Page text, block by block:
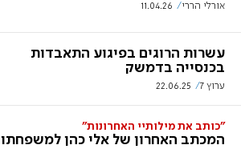
אורלי הררי 11.04.26
עשרות הרוגים בפיגוע התאבדות
בכנסייה בדמשק
ערוץ 7 22.06.25
"כותב את מילותיי האחרונות"
המכתב האחרון של אלי כהן למשפחתו